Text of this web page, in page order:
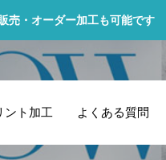
売・オーダー加工も可能です
ント加工 よくある質問